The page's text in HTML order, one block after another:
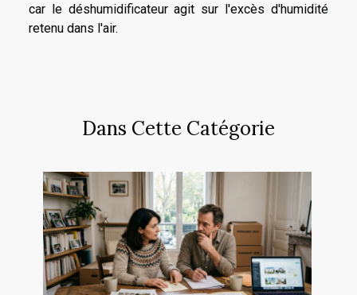
car le déshumidificateur agit sur l'excès d'humidité
retenu dans l'air.
Dans Cette Catégorie